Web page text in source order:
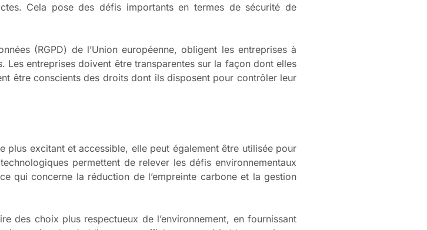
Cela pose des défis importants en termes de sécurité de
(RGPD) de l’Union européenne, obligent les entreprises à
entreprises doivent être transparentes sur la façon dont elles
être conscients des droits dont ils disposent pour contrôler leur
excitant et accessible, elle peut également être utilisée pour
permettent de relever les défis environnementaux
qui concerne la réduction de l’empreinte carbone et la gestion
des choix plus respectueux de l’environnement, en fournissant